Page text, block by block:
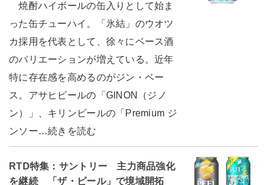
焼酎ハイボールの缶入りとして始ま
った缶チューハイ。「氷結」のウオツ
カ採用を代表として、徐々にベース酒
のバリエーションが増えている。近年
特に存在感を高めるのがジン・ベー
ス。アサヒビールの「GINON（ジノ
ン）」、キリンビールの「Premium ジ
ンソー…続きを読む
RTD特集：サントリー 主力商品強化
を継続 「ザ・ピール」で境域開拓